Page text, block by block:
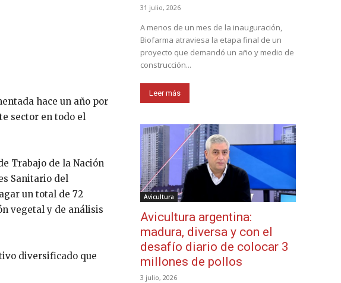
hace un año por
sector en todo el
Trabajo de la Nación
Sanitario del
un total de 72
vegetal y de análisis
diversificado que
31 julio, 2026
A menos de un mes de la inauguración,
Biofarma atraviesa la etapa final de un
proyecto que demandó un año y medio de
construcción...
Leer más
Avicultura
Avicultura argentina:
madura, diversa y con el
desafío diario de colocar 3
millones de pollos
3 julio, 2026